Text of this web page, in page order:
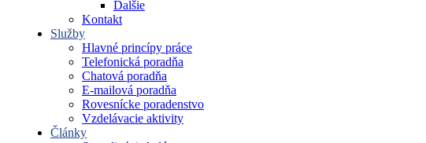
Ďalšie
Kontakt
Služby
Hlavné princípy práce
Telefonická poradňa
Chatová poradňa
E-mailová poradňa
Rovesnícke poradenstvo
Vzdelávacie aktivity
Články